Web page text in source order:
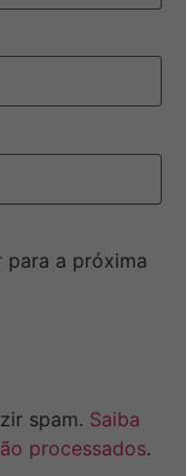
para a próxima
spam. Saiba
processados.